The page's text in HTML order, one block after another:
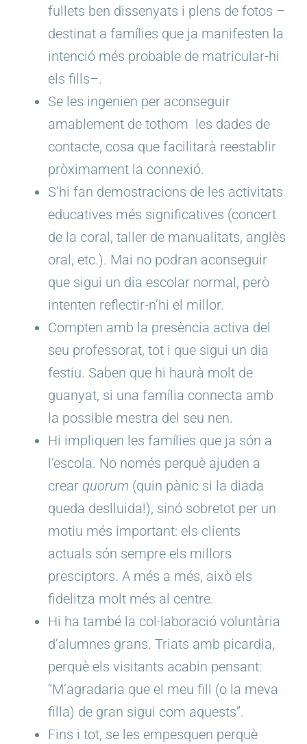
fullets ben dissenyats i plens de fotos –
destinat a famílies que ja manifesten la
intenció més probable de matricular-hi
els fills–.
Se les ingenien per aconseguir
amablement de tothom les dades de
contacte, cosa que facilitarà reestablir
pròximament la connexió.
S’hi fan demostracions de les activitats
educatives més significatives (concert
de la coral, taller de manualitats, anglès
oral, etc.). Mai no podran aconseguir
que sigui un dia escolar normal, però
intenten reflectir-n’hi el millor.
Compten amb la presència activa del
seu professorat, tot i que sigui un dia
festiu. Saben que hi haurà molt de
guanyat, si una família connecta amb
la possible mestra del seu nen.
Hi impliquen les famílies que ja són a
l’escola. No només perquè ajuden a
crear quorum (quin pànic si la diada
queda deslluida!), sinó sobretot per un
motiu més important: els clients
actuals són sempre els millors
presciptors. A més a més, això els
fidelitza molt més al centre.
Hi ha també la col·laboració voluntària
d’alumnes grans. Triats amb picardia,
perquè els visitants acabin pensant:
“M’agradaria que el meu fill (o la meva
filla) de gran sigui com aquests”.
Fins i tot, se les empesquen perquè